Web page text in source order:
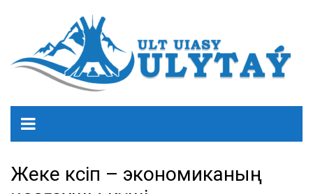
Жеке кәсіп – экономиканың